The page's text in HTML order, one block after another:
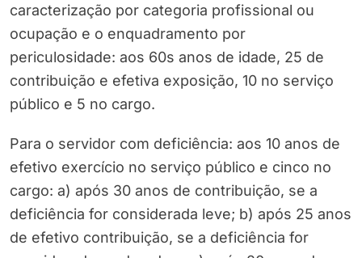
caracterização por categoria profissional ou
ocupação e o enquadramento por
periculosidade: aos 60s anos de idade, 25 de
contribuição e efetiva exposição, 10 no serviço
público e 5 no cargo.
Para o servidor com deficiência: aos 10 anos de
efetivo exercício no serviço público e cinco no
cargo: a) após 30 anos de contribuição, se a
deficiência for considerada leve; b) após 25 anos
de efetivo contribuição, se a deficiência for